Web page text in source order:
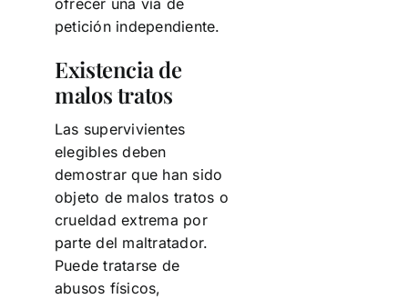
ofrecer una vía de
petición independiente.
Existencia de
malos tratos
Las supervivientes
elegibles deben
demostrar que han sido
objeto de malos tratos o
crueldad extrema por
parte del maltratador.
Puede tratarse de
abusos físicos,